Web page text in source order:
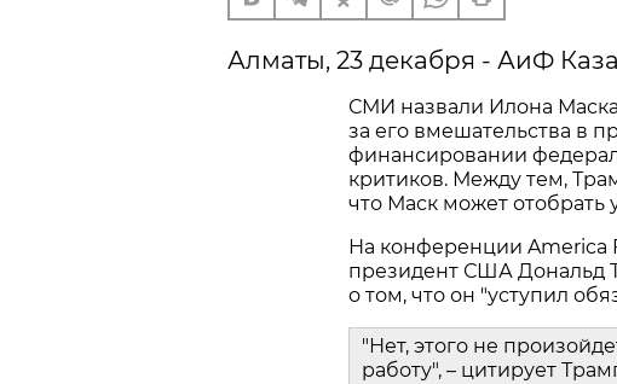
Алматы, 23 декабря - АиФ
СМИ назвали Илона
за его вмешательства в
финансировании
критиков. Между тем,
что Маск может отобрать
На конференции America
президент США Дональд
о том, что он "уступил
"Нет, этого не
работу", – цитирует